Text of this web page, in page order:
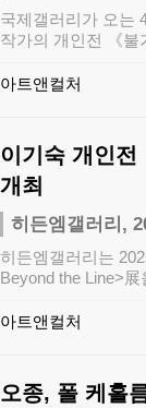
국제갤러리가 오는
작가의 개인전 《
아트앤컬처
이기숙 개인전
개최
히든엠갤러리,
히든엠갤러리는
Beyond the Line>
아트앤컬처
오종, 폴 케홀